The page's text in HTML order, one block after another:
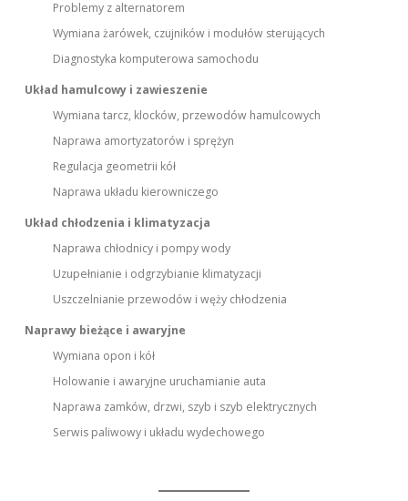
Problemy z alternatorem
Wymiana żarówek, czujników i modułów sterujących
Diagnostyka komputerowa samochodu
Układ hamulcowy i zawieszenie
Wymiana tarcz, klocków, przewodów hamulcowych
Naprawa amortyzatorów i sprężyn
Regulacja geometrii kół
Naprawa układu kierowniczego
Układ chłodzenia i klimatyzacja
Naprawa chłodnicy i pompy wody
Uzupełnianie i odgrzybianie klimatyzacji
Uszczelnianie przewodów i węży chłodzenia
Naprawy bieżące i awaryjne
Wymiana opon i kół
Holowanie i awaryjne uruchamianie auta
Naprawa zamków, drzwi, szyb i szyb elektrycznych
Serwis paliwowy i układu wydechowego